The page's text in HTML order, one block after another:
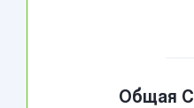
Общая